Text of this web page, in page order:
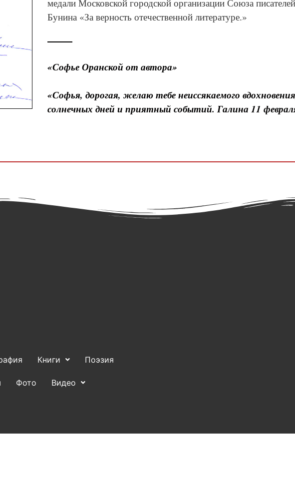
медали Московской городской организации Союза
Бунина «За верность отечественной литературе.»
«Софье Оранской от автора»
«Софья, дорогая, желаю тебе неиссякаемого
солнечных дней и приятный событий. Галина 11
Книги Поэзия
Фото Видео